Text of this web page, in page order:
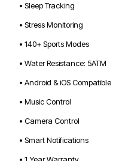
• Sleep Tracking
• Stress Monitoring
• 140+ Sports Modes
• Water Resistance: 5ATM
• Android & iOS Compatible
• Music Control
• Camera Control
• Smart Notifications